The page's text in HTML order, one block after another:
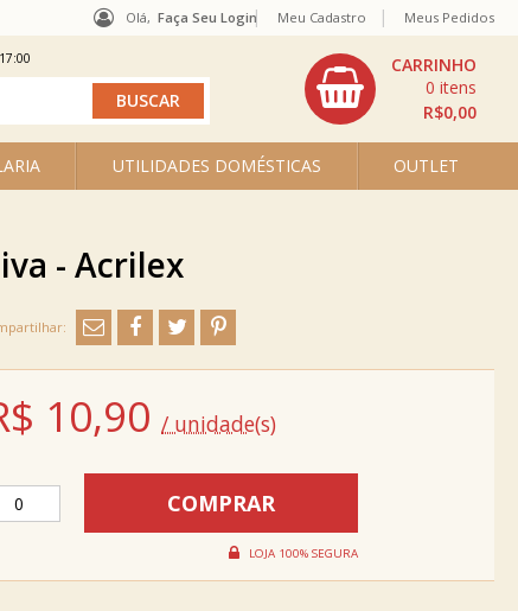
Olá, Faça Seu Login
UTILIDADES DOMÉSTICAS OUTLET
R$0,00
0
Meu Cadastro Meus Pedidos
- Acrilex
10,90 / unidade(s)